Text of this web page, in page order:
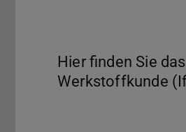
Hier finden Sie
Werkstoffkunde